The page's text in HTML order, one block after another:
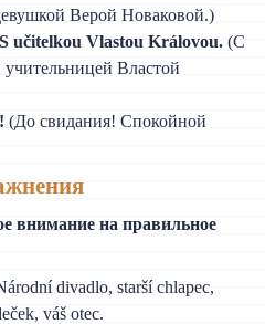
Верой Новаковой.)
učitelkou Vlastou Královou. (С
Властой
(До свидания! Спокойной
внимание на правильное
divadlo, starší chlapec,
váš otec.